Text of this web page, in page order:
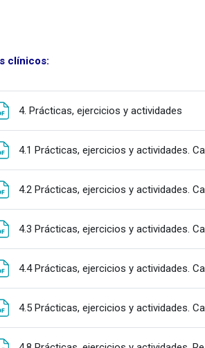
clínicos:
4. Prácticas, ejercicios y actividades
4.1 Prácticas, ejercicios y actividades.
4.2 Prácticas, ejercicios y actividades.
4.3 Prácticas, ejercicios y actividades.
4.4 Prácticas, ejercicios y actividades.
4.5 Prácticas, ejercicios y actividades.